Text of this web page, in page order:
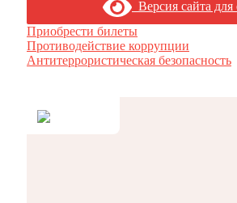
Версия сайта
Приобрести билеты
Противодействие коррупции
Антитеррористическая безопасность